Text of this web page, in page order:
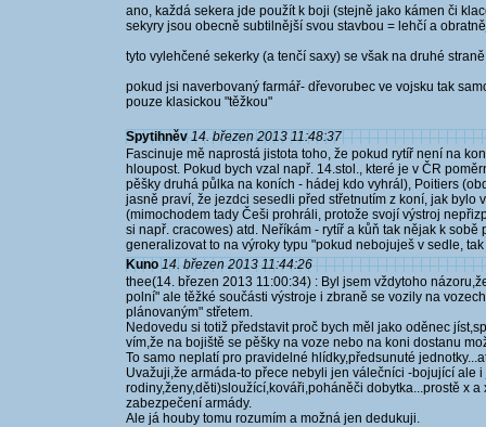
ano, každá sekera jde použít k boji (stejně jako kámen či
sekyry jsou obecně subtilnější svou stavbou = lehčí a
tyto vylehčené sekerky (a tenčí saxy) se však na druhé
pokud jsi naverbovaný farmář- dřevorubec ve vojsku tak
pouze klasickou "těžkou"
Spytihněv 14. březen 2013 11:48:37
Fascinuje mě naprostá jistota toho, že pokud rytíř není na
hloupost. Pokud bych vzal např. 14.stol., které je v ČR
pěšky druhá půlka na koních - hádej kdo vyhrál), Poitiers
jasně praví, že jezdci sesedli před střetnutím z koní, jak bylo
(mimochodem tady Češi prohráli, protože svojí výstroj
si např. cracowes) atd. Neříkám - rytíř a kůň tak nějak k sobě
generalizovat to na výroky typu "pokud nebojuješ v sedle,
Kuno 14. březen 2013 11:44:26
thee(14. březen 2013 11:00:34) : Byl jsem vždytoho
polní" ale těžké součásti výstroje i zbraně se vozily na
plánovaným" střetem.
Nedovedu si totiž představit proč bych měl jako oděnec
vím,že na bojiště se pěšky na voze nebo na koni dostanu
To samo neplatí pro pravidelné hlídky,předsunuté
Uvažuji,že armáda-to přece nebyli jen válečníci -bojující ale
rodiny,ženy,děti)sloužící,kováři,poháněči dobytka...prostě x
zabezpečení armády.
Ale já houby tomu rozumím a možná jen dedukuji.